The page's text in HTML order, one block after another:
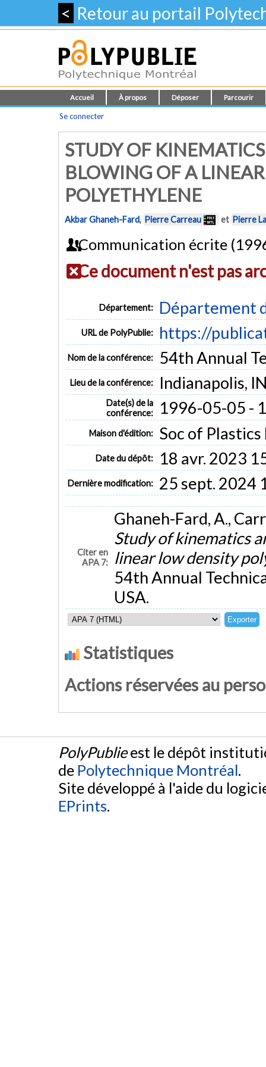
< Retour au portail
Accueil À propos Déposer Parcourir
Se connecter
STUDY OF
BLOWING OF A
POLYETHYLENE
Akbar Ghaneh-Fard, Pierre Carreau et Pierre
Communication écrite
Ce document n'est pas
Département: Département
URL de PolyPublie: https://
Nom de la conférence: 54th Annual
Lieu de la conférence: Indianapolis,
Date(s) de la
conférence:
1996-05-05 -
Maison d'édition: Soc of
Date du dépôt: 18 avr. 2023
Dernière modification: 25 sept. 2024
Citer en
APA 7:
Ghaneh-Fard, A.,
Study of kinematics
linear low density
54th Annual
USA.
Statistiques
Actions réservées au
PolyPublieest le dépôt
de Polytechnique Montréal.
Site développé à l'aide du
EPrints.